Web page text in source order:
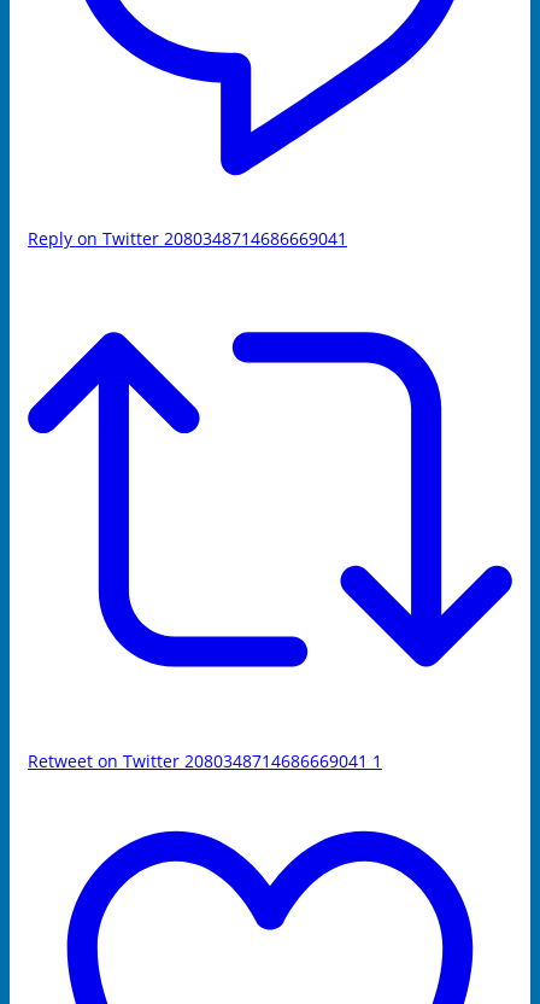
Reply on Twitter 2080348714686669041
Retweet on Twitter 2080348714686669041 1